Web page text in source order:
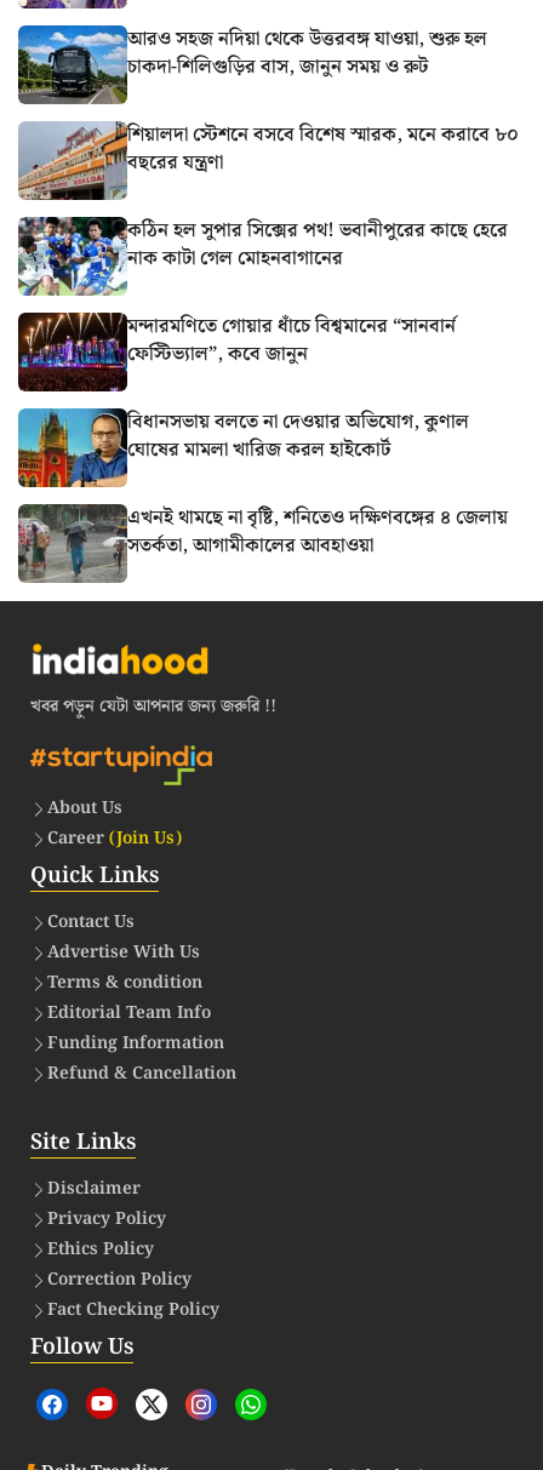
আরও সহজ নদিয়া থেকে উত্তরবঙ্গ যাওয়া, শুরু হল
চাকদা-শিলিগুড়ির বাস, জানুন সময় ও রুট
শিয়ালদা স্টেশনে বসবে বিশেষ স্মারক, মনে করাবে ৮০
বছরের যন্ত্রণা
কঠিন হল সুপার সিক্সের পথ! ভবানীপুরের কাছে হেরে
নাক কাটা গেল মোহনবাগানের
মন্দারমণিতে গোয়ার ধাঁচে বিশ্বমানের “সানবার্ন
ফেস্টিভ্যাল”, কবে জানুন
বিধানসভায় বলতে না দেওয়ার অভিযোগ, কুণাল
ঘোষের মামলা খারিজ করল হাইকোর্ট
এখনই থামছে না বৃষ্টি, শনিতেও দক্ষিণবঙ্গের ৪ জেলায়
সতর্কতা, আগামীকালের আবহাওয়া
খবর পড়ুন যেটা আপনার জন্য জরুরি !!
About Us
Career(Join Us)
Quick Links
Contact Us
Advertise With Us
Terms & condition
Editorial Team Info
Funding Information
Refund & Cancellation
Site Links
Disclaimer
Privacy Policy
Ethics Policy
Correction Policy
Fact Checking Policy
Follow Us